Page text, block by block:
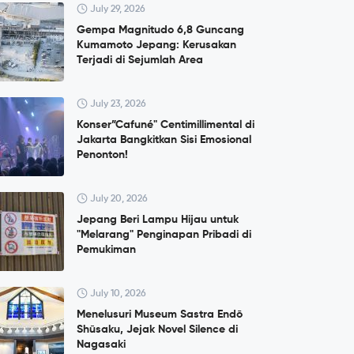
July 29, 2026
Gempa Magnitudo 6,8 Guncang
Kumamoto Jepang: Kerusakan
Terjadi di Sejumlah Area
July 23, 2026
Konser”Cafuné" Centimillimental di
Jakarta Bangkitkan Sisi Emosional
Penonton!
July 20, 2026
Jepang Beri Lampu Hijau untuk
"Melarang" Penginapan Pribadi di
Pemukiman
July 10, 2026
Menelusuri Museum Sastra Endō
Shūsaku, Jejak Novel Silence di
Nagasaki